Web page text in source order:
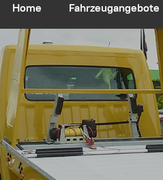
Home Fahrzeugangebote